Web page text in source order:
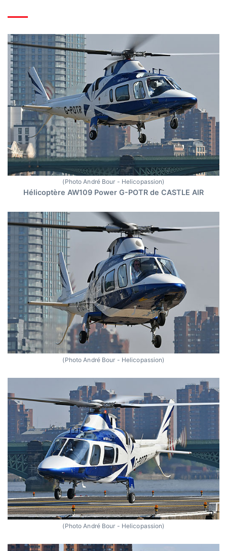
(Photo André Bour - Helicopassion)
Hélicoptère AW109 Power G-POTR de CASTLE AIR
(Photo André Bour - Helicopassion)
(Photo André Bour - Helicopassion)